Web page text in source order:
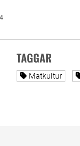
Linked In
TAGGAR
Alla sidor
Matkultur